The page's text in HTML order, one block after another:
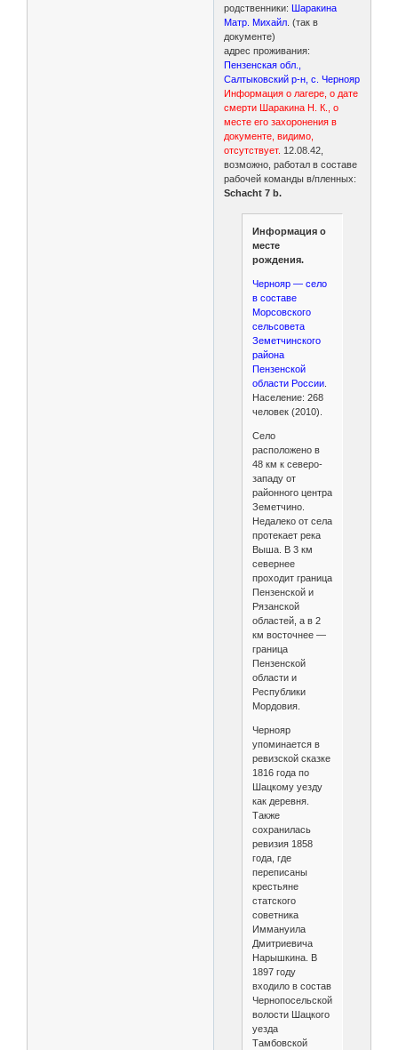
родственники: Шаракина
Матр. Михайл . (так в
документе)
адрес проживания:
Пензенская обл.,
Салтыковский р-н, с. Чернояр
Информация о лагере, о дате
смерти Шаракина Н. К., о
месте его захоронения в
документе, видимо,
отсутствует. 12.08.42,
возможно, работал в составе
рабочей команды в/пленных:
Schacht 7 b.
Информация о
месте
рождения.
Чернояр — село
в составе
Морсовского
сельсовета
Земетчинского
района
Пензенской
области России.
Население: 268
человек (2010).
Село
расположено в
48 км к северо-
западу от
районного центра
Земетчино.
Недалеко от села
протекает река
Выша. В 3 км
севернее
проходит граница
Пензенской и
Рязанской
областей, а в 2
км восточнее —
граница
Пензенской
области и
Республики
Мордовия.
Чернояр
упоминается в
ревизской сказке
1816 года по
Шацкому уезду
как деревня.
Также
сохранилась
ревизия 1858
года, где
переписаны
крестьяне
статского
советника
Иммануила
Дмитриевича
Нарышкина. В
1897 году
входило в состав
Чернопосельской
волости Шацкого
уезда
Тамбовской